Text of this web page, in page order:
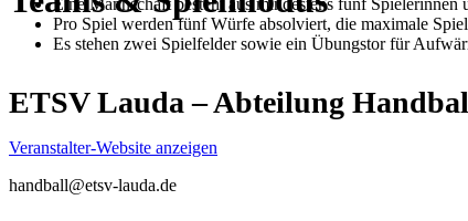
Eine Mannschaft besteht aus mindestens fünf
Pro Spiel werden fünf Würfe absolviert, die maximale
Es stehen zwei Spielfelder sowie ein Übungstor für
ETSV Lauda – Abteilung
Veranstalter-Website anzeigen
handball@etsv-lauda.de